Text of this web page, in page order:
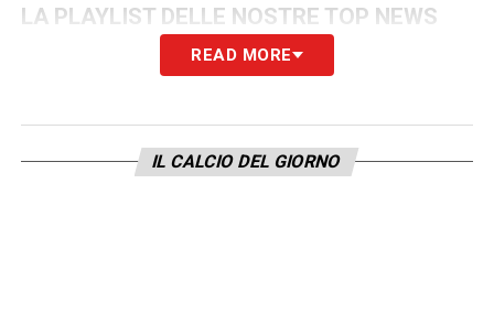
LA PLAYLIST DELLE NOSTRE TOP NEWS
READ MORE
IL CALCIO DEL GIORNO